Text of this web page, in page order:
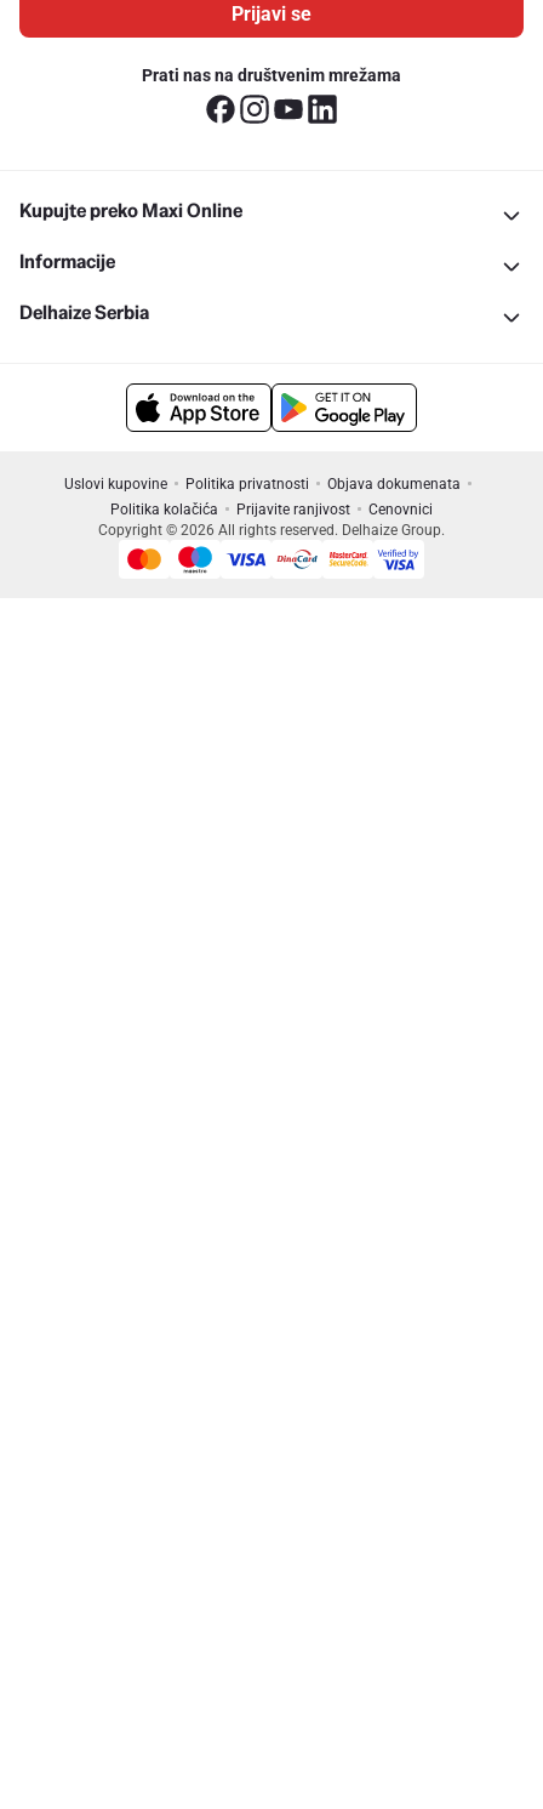
Prijavi se
Prati nas na društvenim mrežama
Kupujte preko Maxi Online
Informacije
Delhaize Serbia
Uslovi kupovine Politika privatnosti
Objava dokumenata
Politika kolačića
Prijavite ranjivost
Cenovnici
Copyright © 2026 All rights reserved. Delhaize Group.